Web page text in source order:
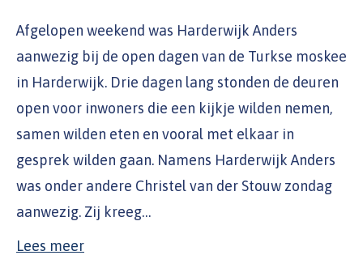
Afgelopen weekend was Harderwijk Anders
aanwezig bij de open dagen van de Turkse moskee
in Harderwijk. Drie dagen lang stonden de deuren
open voor inwoners die een kijkje wilden nemen,
samen wilden eten en vooral met elkaar in
gesprek wilden gaan. Namens Harderwijk Anders
was onder andere Christel van der Stouw zondag
aanwezig. Zij kreeg…
Lees meer